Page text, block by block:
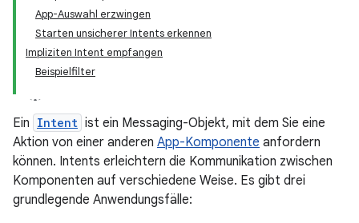
App-Auswahl erzwingen
Starten unsicherer Intents erkennen
Impliziten Intent empfangen
Beispielfilter
Ein Intent ist ein Messaging-Objekt, mit dem Sie eine
Aktion von einer anderen App-Komponente anfordern
können. Intents erleichtern die Kommunikation zwischen
Komponenten auf verschiedene Weise. Es gibt drei
grundlegende Anwendungsfälle: